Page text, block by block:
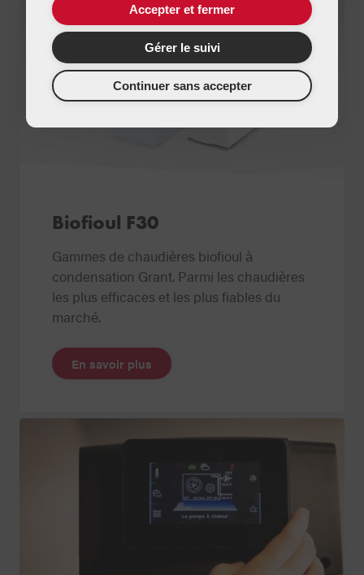
Biofioul F30
Gammes de chaudières biofioul à
condensation Grant. Parmi les chaudières
les plus efficaces et les plus fiables du
marché.
En savoir plus
Accepter et fermer
Gérer le suivi
Continuer sans accepter